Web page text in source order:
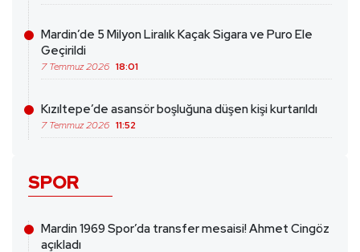
Mardin’de 5 Milyon Liralık Kaçak Sigara ve Puro Ele
Geçirildi
7 Temmuz 2026 18:01
Kızıltepe’de asansör boşluğuna düşen kişi kurtarıldı
7 Temmuz 2026 11:52
SPOR
Mardin 1969 Spor’da transfer mesaisi! Ahmet Cingöz
açıkladı